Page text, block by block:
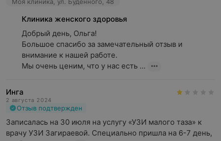
Клиника женского здоровья
Добрый день, Ольга!
Большое спасибо за замечательный отзыв и
внимание к нашей работе.
Мы очень ценим, что у нас есть ...
Инга
2 августа 2024
Отзыв подтвержден
Записалась на 30 июля на услугу «УЗИ малого таза» к
врачу УЗИ Загираевой. Специально пришла на 6-7 день,